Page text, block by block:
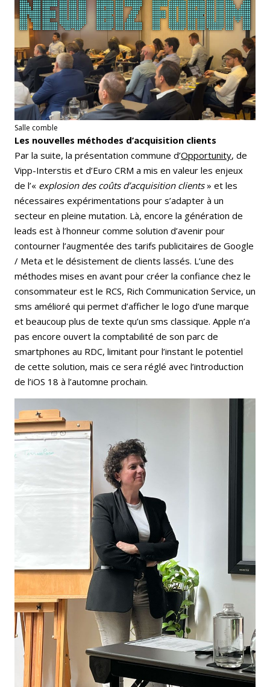
Salle comble
Les nouvelles méthodes d’acquisition clients
Par la suite, la présentation commune d’Opportunity, de
Vipp-Interstis et d’Euro CRM a mis en valeur les enjeux
de l’« explosion des coûts d’acquisition clients» et les
nécessaires expérimentations pour s’adapter à un
secteur en pleine mutation. Là, encore la génération de
leads est à l’honneur comme solution d’avenir pour
contourner l’augmentée des tarifs publicitaires de Google
/ Meta et le désistement de clients lassés. L’une des
méthodes mises en avant pour créer la confiance chez le
consommateur est le RCS, Rich Communication Service, un
sms amélioré qui permet d’afficher le logo d’une marque
et beaucoup plus de texte qu’un sms classique. Apple n’a
pas encore ouvert la comptabilité de son parc de
smartphones au RDC, limitant pour l’instant le potentiel
de cette solution, mais ce sera réglé avec l’introduction
de l’iOS 18 à l’automne prochain.